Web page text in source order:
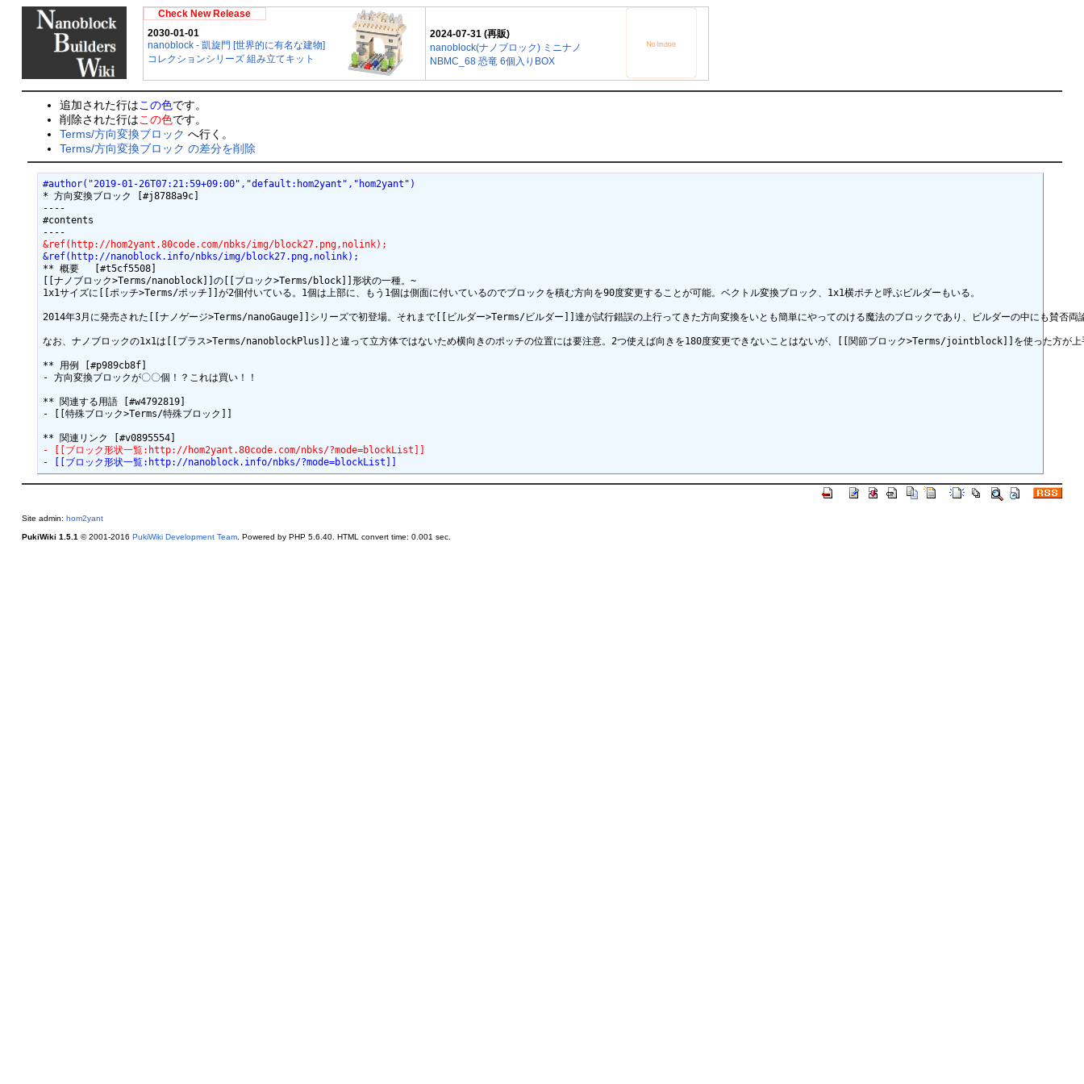
Check New Release
2030-01-01
nanoblock - 凱旋門 [世界的に有名な建物]
コレクションシリーズ 組み立てキット
2024-07-31 (再販)
nanoblock(ナノブロック) ミニナノ
NBMC_68 恐竜 6個入りBOX
追加された行はこの色です。
削除された行はこの色です。
Terms/方向変換ブロック へ行く。
Terms/方向変換ブロック の差分を削除
#author("2019-01-26T07:21:59+09:00","default:hom2yant","hom2yant")
* 方向変換ブロック [#j8788a9c]
----
#contents
&ref(http://hom2yant.80code.com/nbks/img/block27.png,nolink);
&ref(http://nanoblock.info/nbks/img/block27.png,nolink);
** 概要　 [#t5cf5508]
[[ナノブロック>Terms/nanoblock]]の[[ブロック>Terms/block]]形状の一種。~
1x1サイズに[[ポッチ>Terms/ポッチ]]が2個付いている。1個は上部に、もう1個は側面に付いているのでブロックを積む方向を90度変更することが可能。ベクトル変換ブロック、1x1横ポチと呼ぶビルダーもいる。
2014年3月に発売された[[ナノゲージ>Terms/nanoGauge]]シリーズで初登場。それまで[[ビルダー>Terms/ビルダー]]達が試行錯誤の上行ってきた方向変換をいとも簡単にやってのける魔法のブロックであり、ビルダーの中にも賛否両
なお、ナノブロックの1x1は[[プラス>Terms/nanoblockPlus]]と違って立方体ではないため横向きのポッチの位置には要注意。2つ使えば向きを180度変更できないことはないが、[[関節ブロック>Terms/jointblock]]を使った方が上
** 用例 [#p989cb8f]
- 方向変換ブロックが〇〇個！？これは買い！！
** 関連する用語 [#w4792819]
- [[特殊ブロック>Terms/特殊ブロック]]
- [[ブロック形状一覧:http://hom2yant.80code.com/nbks/?mode=blockList]]
- [[ブロック形状一覧:http://nanoblock.info/nbks/?mode=blockList]]
Site admin: hom2yant
PukiWiki 1.5.1 © 2001-2016 PukiWiki Development Team. Powered by PHP 5.6.40. HTML convert time: 0.001 sec.